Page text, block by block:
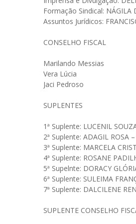
Formação Sindical: NÁGILA
Assuntos Jurídicos:
CONSELHO FISCAL
Marilando Messias
Vera Lúcia
Jaci Pedroso
SUPLENTES
1ª Suplente: LUCENIL
2ª Suplente: ADAGIL ROSA
3ª Suplente: MARCELA
4ª Suplente: ROSANE
5ª Supelnte: DORACY
6ª Suplente: SULEIMA
7ª Suplente: DALCILENE
SUPLENTE CONSELHO